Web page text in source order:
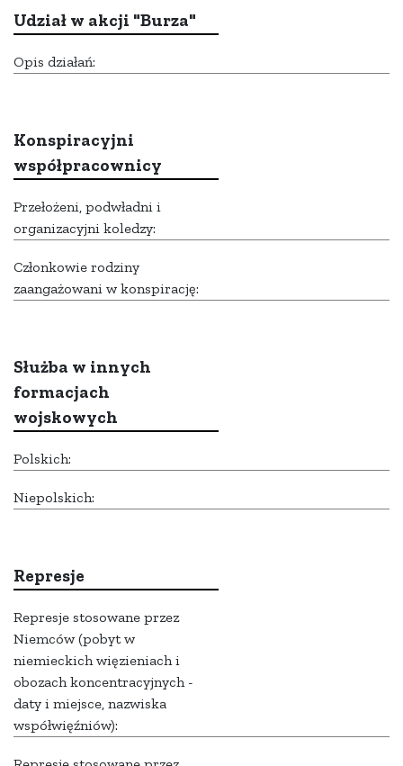
Udział w akcji "Burza"
Opis działań:
Konspiracyjni
współpracownicy
Przełożeni, podwładni i
organizacyjni koledzy:
Członkowie rodziny
zaangażowani w konspirację:
Służba w innych
formacjach
wojskowych
Polskich:
Niepolskich:
Represje
Represje stosowane przez
Niemców (pobyt w
niemieckich więzieniach i
obozach koncentracyjnych -
daty i miejsce, nazwiska
współwięźniów):